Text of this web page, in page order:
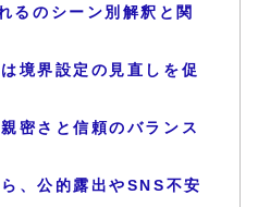
るのシーン別解釈と関
境界設定の見直しを促
密さと信頼のバランス
、公的露出やSNS不安